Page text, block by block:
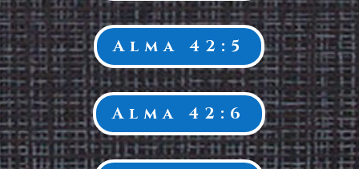
Alma 42:5
Alma 42:6